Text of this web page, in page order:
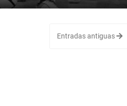
Entradas antiguas